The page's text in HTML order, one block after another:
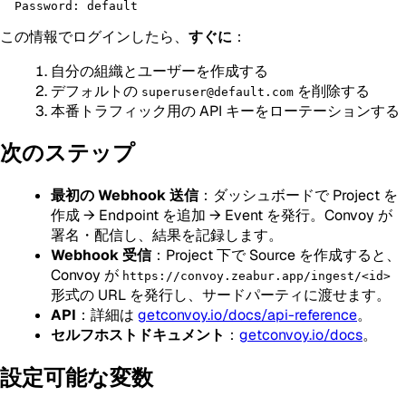
この情報でログインしたら、 すぐに ：
自分の組織とユーザーを作成する
デフォルトの superuser@default.com を削除する
本番トラフィック用の API キーをローテーションする
次のステップ
最初の Webhook 送信：ダッシュボードで Project を
作成 → Endpoint を追加 → Event を発行。Convoy が
署名・配信し、結果を記録します。
Webhook 受信：Project 下で Source を作成すると、
Convoy が https://convoy.zeabur.app/ingest/<id>
形式の URL を発行し、サードパーティに渡せます。
API ：詳細は getconvoy.io/docs/api-reference。
セルフホストドキュメント ： getconvoy.io/docs。
設定可能な変数